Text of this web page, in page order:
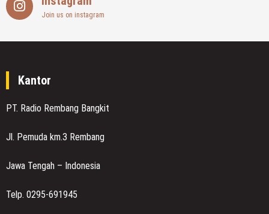
Join us on instagram
Kantor
PT. Radio Rembang Bangkit
Jl. Pemuda km.3 Rembang
Jawa Tengah – Indonesia
Telp. 0295-691945